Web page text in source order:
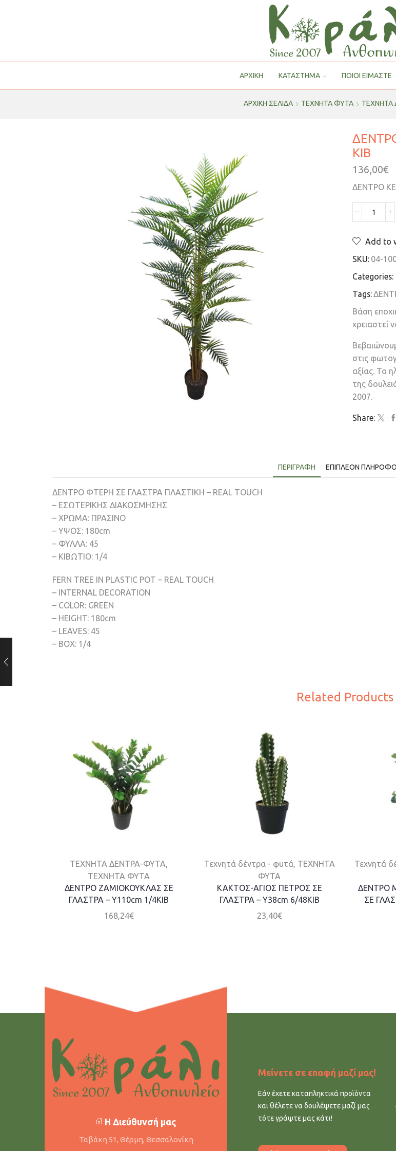
ΑΡΧΙΚΗ ΚΑΤΑΣΤΗΜΑ ΠΟΙΟΙ ΕΊΜΑΣΤΕ
ΑΡΧΙΚΉ ΣΕΛΊΔΑ ΤΕΧΝΗΤΑ ΦΥΤΑ ΤΕΧΝΗΤΆ
ΚΙΒ
136,00€
ΔΕΝΤΡΟ
Add to
SKU: 04-
Categories:
Tags:
Βάση
χρειαστεί
στις
αξίας. Το
της
2007.
Share:
ΠΕΡΙΓΡΑΦΉ ΕΠΙΠΛΈΟΝ
ΔΕΝΤΡΟ ΦΤΕΡΗ ΣΕ ΓΛΑΣΤΡΑ ΠΛΑΣΤΙΚΗ – REAL TOUCH
– ΕΣΩΤΕΡΙΚΗΣ ΔΙΑΚΟΣΜΗΣΗΣ
– ΧΡΩΜΑ: ΠΡΑΣΙΝΟ
– ΥΨΟΣ: 180cm
– ΦΥΛΛΑ: 45
– ΚΙΒΩΤΙΟ: 1/4
FERN TREE IN PLASTIC POT – REAL TOUCH
– INTERNAL DECORATION
– COLOR: GREEN
– HEIGHT: 180cm
– LEAVES: 45
– BOX: 1/4
Related Products
ΤΕΧΝΗΤΑ ΔΕΝΤΡΑ-ΦΥΤΑ,
ΤΕΧΝΗΤΑ ΦΥΤΑ
ΔΕΝΤΡΟ ΖΑΜΙΟΚΟΥΚΛΑΣ ΣΕ
ΓΛΑΣΤΡΑ – Y110cm 1/4KIB
168,24€
Τεχνητά δέντρα - φυτά, ΤΕΧΝΗΤΑ
ΦΥΤΑ
ΚΑΚΤΟΣ-ΑΓΙΟΣ ΠΕΤΡΟΣ ΣΕ
ΓΛΑΣΤΡΑ – Y38cm 6/48KIB
23,40€
Τεχνητά
ΔΕΝΤΡΟ
ΣΕ
Η Διεύθυνσή μας
Ταβάκη 51, Θέρμη, Θεσσαλονίκη
Μείνετε σε επαφή μαζί μας!
Εάν έχετε καταπληκτικά προϊόντα
και θέλετε να δουλέψετε μαζί μας
τότε γράψτε μας κάτι!